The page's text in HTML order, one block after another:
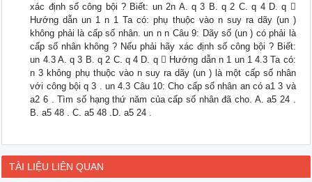
xác định số công bội ? Biết: un 2n A. q 3 B. q 2 C. q 4 D. q 
Hướng dẫn un 1 n 1 Ta có: phụ thuộc vào n suy ra dãy (un )
không phải là cấp số nhân. un n n Câu 9: Dãy số (un ) có phải là
cấp số nhân không ? Nếu phải hãy xác định số công bội ? Biết:
un 4.3 A. q 3 B. q 2 C. q 4 D. q  Hướng dẫn n 1 un 1 4.3 Ta có:
n 3 không phụ thuộc vào n suy ra dãy (un ) là một cấp số nhân
với công bội q 3 . un 4.3 Câu 10: Cho cấp số nhân an có a1 3 và
a2 6 . Tìm số hạng thứ năm của cấp số nhân đã cho. A. a5 24 .
B. a5 48 . C. a5 48 .D. a5 24 .
TÀI LIỆU LIÊN QUAN